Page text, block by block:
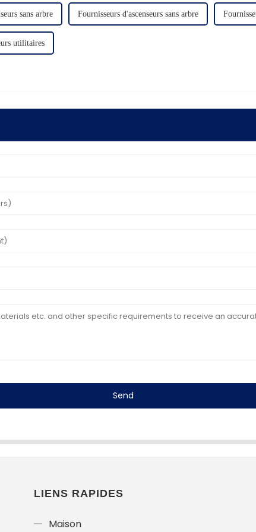
sans arbre Fournisseurs d'ascenseurs sans arbre
utilitaires
Send
LIENS RAPIDES
Maison